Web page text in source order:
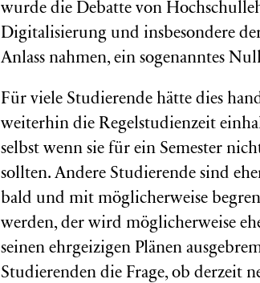
wurde die Debatte von
Digitalisierung und insbesondere
Anlass nahmen, ein sogenanntes
Für viele Studierende hätte dies
weiterhin die Regelstudienzeit
selbst wenn sie für ein Semester
sollten. Andere Studierende sind
bald und mit möglicherweise
werden, der wird möglicherweise
seinen ehrgeizigen Plänen
Studierenden die Frage, ob derzeit